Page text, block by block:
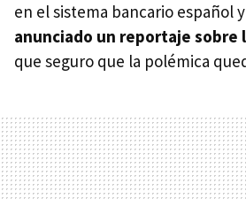
en el sistema bancario español
anunciado un reportaje sobre
que seguro que la polémica